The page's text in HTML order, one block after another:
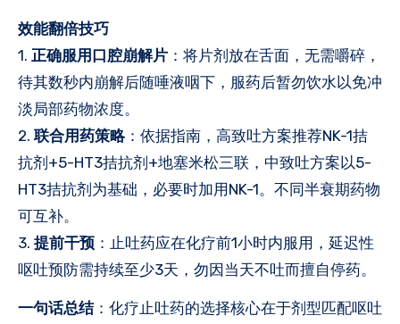
效能翻倍技巧
1. 正确服用口腔崩解片 ：将片剂放在舌面，无需嚼碎，
待其数秒内崩解后随唾液咽下，服药后暂勿饮水以免冲
淡局部药物浓度。
2. 联合用药策略：依据指南，高致吐方案推荐NK-1拮
抗剂+5-HT3拮抗剂+地塞米松三联，中致吐方案以5-
HT3拮抗剂为基础，必要时加用NK-1。不同半衰期药物
可互补。
3. 提前干预 ：止吐药应在化疗前1小时内服用，延迟性
呕吐预防需持续至少3天，勿因当天不吐而擅自停药。
一句话总结：化疗止吐药的选择核心在于剂型匹配呕吐